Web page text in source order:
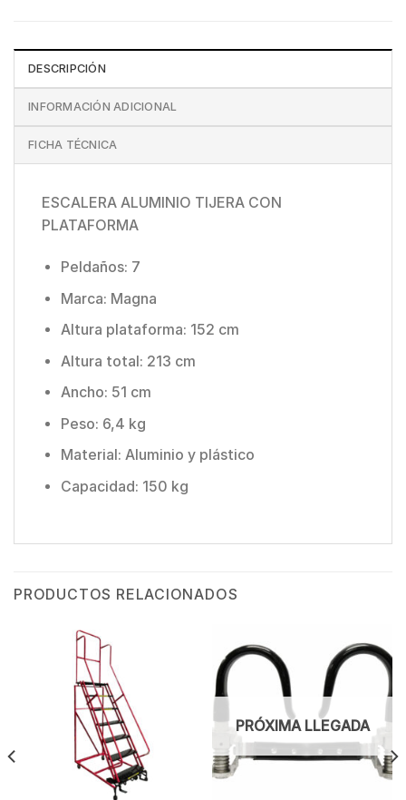
DESCRIPCIÓN
INFORMACIÓN ADICIONAL
FICHA TÉCNICA
ESCALERA ALUMINIO TIJERA CON
PLATAFORMA
Peldaños: 7
Marca: Magna
Altura plataforma: 152 cm
Altura total: 213 cm
Ancho: 51 cm
Peso: 6,4 kg
Material: Aluminio y plástico
Capacidad: 150 kg
PRODUCTOS RELACIONADOS
PRÓXIMA LLEGADA